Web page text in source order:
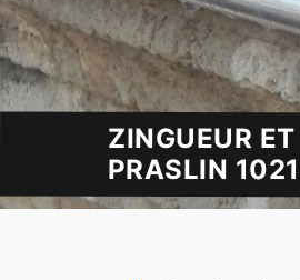
ZINGUEUR
PRASLIN